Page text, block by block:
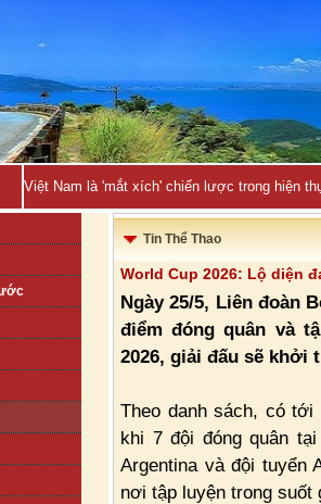
Việt Nam là 'mắt xích' chiến lược trong hiện
Tin Thể Thao
World Cup 2026: Lộ diện
Ngày 25/5, Liên đoàn
điểm đóng quân và
2026, giải đấu sẽ khởi
Theo danh sách, có
khi 7 đội đóng quân
Argentina và đội tuyển
nơi tập luyện trong suốt